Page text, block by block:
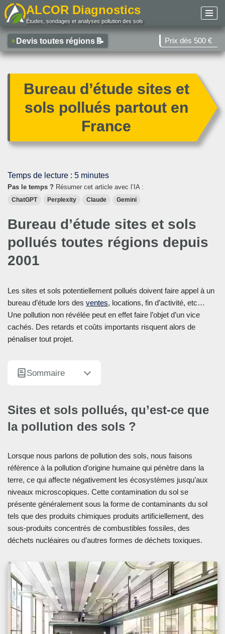
au
contenu
ALCOR Diagnostics
Études, sondages et analyses pollution des sols
Devis toutes régions 📝 Prix dès 500 €
Bureau d’étude sites et
sols pollués partout en
France
Temps de lecture : 5 minutes
Pas le temps ? Résumer cet article avec l’IA :
ChatGPT Perplexity Claude Gemini
Bureau d’étude sites et sols
pollués toutes régions depuis
2001
Les sites et sols potentiellement pollués doivent faire appel à un
bureau d’étude lors des ventes, locations, fin d’activité, etc…
Une pollution non révélée peut en effet faire l’objet d’un vice
cachés. Des retards et coûts importants risquent alors de
pénaliser tout projet.
Sommaire
Sites et sols pollués, qu’est-ce que
la pollution des sols ?
Lorsque nous parlons de pollution des sols, nous faisons
référence à la pollution d’origine humaine qui pénètre dans la
terre, ce qui affecte négativement les écosystèmes jusqu’aux
niveaux microscopiques. Cette contamination du sol se
présente généralement sous la forme de contaminants du sol
tels que des produits chimiques produits artificiellement, des
sous-produits concentrés de combustibles fossiles, des
déchets nucléaires ou d’autres formes de déchets toxiques.